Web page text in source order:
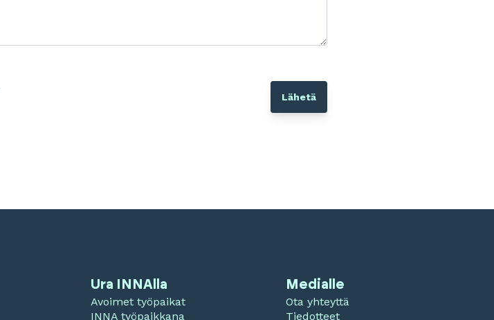
Ura INNAlla
Avoimet työpaikat
INNA työpaikkana
Medialle
Ota yhteyttä
Tiedotteet